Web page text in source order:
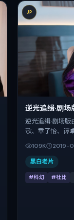
JP
逆光追缉·剧场
逆光追缉·剧场
歌、章子怡、谭
市与邻里的张力
6月11日于日本
109K 2019-
黑白老片
#科幻 #杜比